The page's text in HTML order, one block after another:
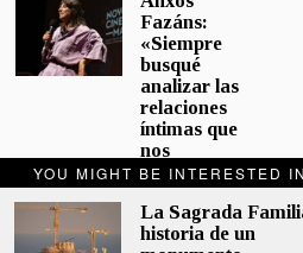
YOU MIGHT BE INTERESTED IN
La Sagrada
historia de un
Fazáns:
«Siempre
busqué
analizar las
relaciones
íntimas que
nos
afectan»
5 junio, 2026
El hijo de la